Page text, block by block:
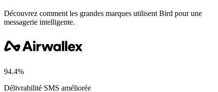
Découvrez comment les grandes marques utilisent Bird pour une
messagerie intelligente.
94.4%
Délivrabilité SMS améliorée